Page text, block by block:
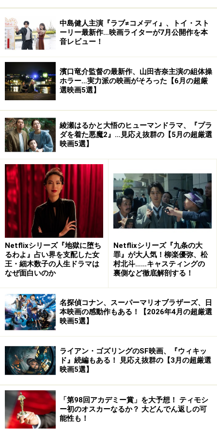
この様に氏は優れた同業者達にセンスを認められ、影響
を与え、敬意を払われた方でした。
その出崎氏が最も脂が乗った時期にある程度の予算・時
間をかけて制作できた作品ということで、本作はアニメ
史に残る名場面、名演出、名ゼリフがちりばめられてい
ます。
そのため観終わった後、名作を観た後独特の高揚感、爽
やかさ、元気をもらった気分が感じられ、多くの方に自
信を持って勧められる一作です。
劇場版 エースをねらえ! [DVD]
劇場版 エースをねらえ! [Blu-ray]
中島健人主演『ラブ≠コメディ』、トイ・スト
ーリー最新作…映画ライターが7月公開作を本
音レビュー！
濱口竜介監督の最新作、山田杏奈主演の組体操
ホラー…実力派の映画がそろった【6月の超厳
選映画5選】
綾瀬はるかと大悟のヒューマンドラマ、『プラ
ダを着た悪魔2』…見応え抜群の【5月の超厳選
映画5選】
Netflixシリーズ『地獄に堕ち
るわよ』占い界を支配した女
王・細木数子の人生ドラマは
なぜ面白いのか
Netflixシリーズ『九条の大
罪』が大人気！柳楽優弥、松
村北斗……キャスティングの
裏側など徹底解剖する！
名探偵コナン、スーパーマリオブラザーズ、日
本映画の感動作もある！【2026年4月の超厳選
映画5選】
ライアン・ゴズリングのSF映画、『ウィキッ
ド』続編もある！ 見応え抜群の【3月の超厳選
映画5選】
「第98回アカデミー賞」を大予想！ ティモシ
ー初のオスカーなるか？ 大どんでん返しの可
能性も！